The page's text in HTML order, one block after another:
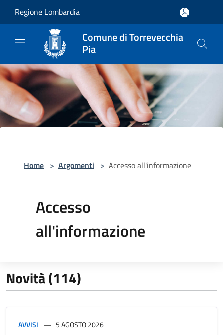
Regione Lombardia
Comune di Torrevecchia
Pia
Home > Argomenti > Accesso all'informazione
Accesso
all'informazione
Novità (114)
AVVISI 5 AGOSTO 2026